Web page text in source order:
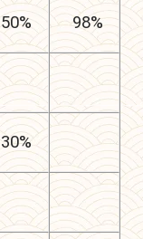
50% 98%
30%